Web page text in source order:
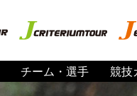
チーム・選手 競技